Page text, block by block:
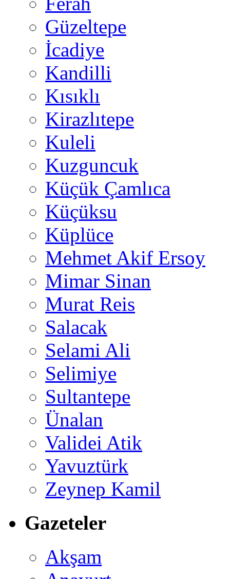
Güzeltepe
İcadiye
Kandilli
Kısıklı
Kirazlıtepe
Kuleli
Kuzguncuk
Küçük Çamlıca
Küçüksu
Küplüce
Mehmet Akif Ersoy
Mimar Sinan
Murat Reis
Salacak
Selami Ali
Selimiye
Sultantepe
Ünalan
Validei Atik
Yavuztürk
Zeynep Kamil
Gazeteler
Akşam